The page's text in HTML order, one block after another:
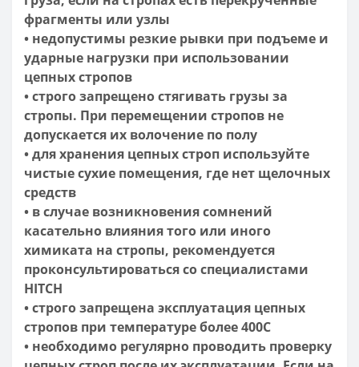
фрагменты или узлы
• недопустимы резкие рывки при подъеме и
ударные нагрузки при использовании
цепных стропов
• строго запрещено стягивать грузы за
стропы. При перемещении стропов не
допускается их волочение по полу
• для хранения цепных строп используйте
чистые сухие помещения, где нет щелочных
средств
• в случае возникновения сомнений
касательно влияния того или иного
химиката на стропы, рекомендуется
проконсультироваться со специалистами
HITCH
• строго запрещена эксплуатация цепных
стропов при температуре более 400С
• необходимо регулярно проводить проверку